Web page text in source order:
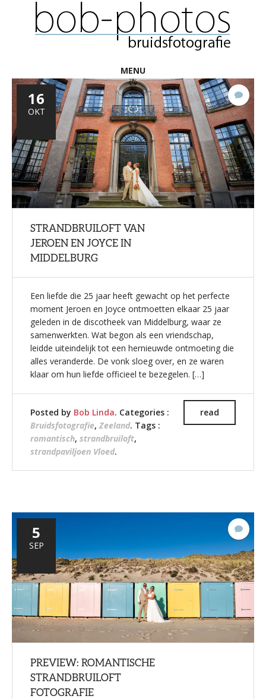
MENU
16
OKT
STRANDBRUILOFT VAN
JEROEN EN JOYCE IN
MIDDELBURG
Een liefde die 25 jaar heeft gewacht op het perfecte
moment Jeroen en Joyce ontmoetten elkaar 25 jaar
geleden in de discotheek van Middelburg, waar ze
samenwerkten. Wat begon als een vriendschap,
leidde uiteindelijk tot een hernieuwde ontmoeting die
alles veranderde. De vonk sloeg over, en ze waren
klaar om hun liefde officieel te bezegelen. […]
read
Posted by Bob Linda. Categories :
Bruidsfotografie, Zeeland. Tags :
romantisch, strandbruiloft,
strandpaviljoen Vloed.
5
SEP
PREVIEW: ROMANTISCHE
STRANDBRUILOFT
FOTOGRAFIE